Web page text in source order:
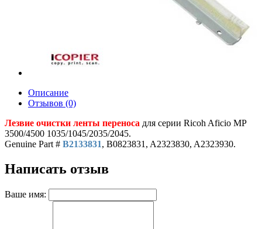
Описание
Отзывов (0)
Лезвие очистки ленты переноса для серии Ricoh Aficio MP
3500/4500 1035/1045/2035/2045.
Genuine Part # B2133831, B0823831, A2323830, A2323930.
Написать отзыв
Ваше имя: